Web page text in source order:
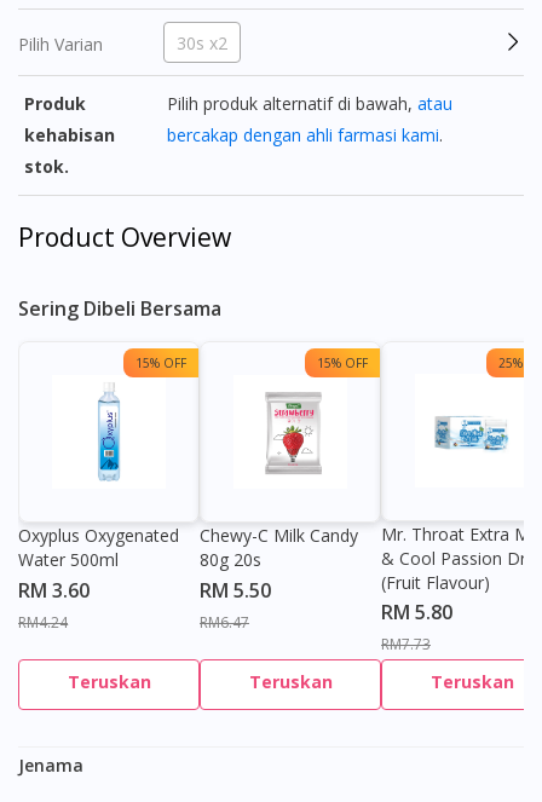
Pilih Varian 30s x2
Produk
kehabisan
stok.
Pilih produk alternatif di bawah,atau
bercakap dengan ahli farmasi kami.
Product Overview
Sering Dibeli Bersama
15% OFF
Oxyplus Oxygenated
Water 500ml
RM 3.60
RM4.24
Teruskan
15% OFF
Chewy-C Milk Candy
80g 20s
RM 5.50
RM6.47
Teruskan
25%
Mr. Throat Extra
& Cool Passion
(Fruit Flavour)
RM 5.80
RM7.73
Teruskan
Jenama